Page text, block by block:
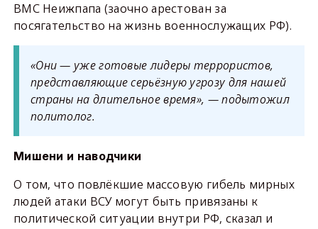
ВМС Неижпапа (заочно арестован за
посягательство на жизнь военнослужащих РФ).
«Они — уже готовые лидеры террористов,
представляющие серьёзную угрозу для нашей
страны на длительное время», — подытожил
политолог.
Мишени и наводчики
О том, что повлёкшие массовую гибель мирных
людей атаки ВСУ могут быть привязаны к
политической ситуации внутри РФ, сказал и